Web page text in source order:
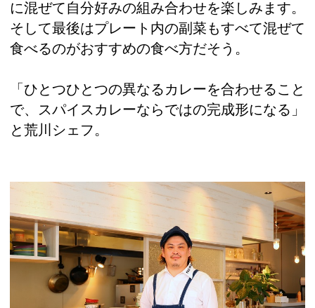
に混ぜて自分好みの組み合わせを楽しみます。
そして最後はプレート内の副菜もすべて混ぜて
食べるのがおすすめの食べ方だそう。
「ひとつひとつの異なるカレーを合わせること
で、スパイスカレーならではの完成形になる」
と荒川シェフ。